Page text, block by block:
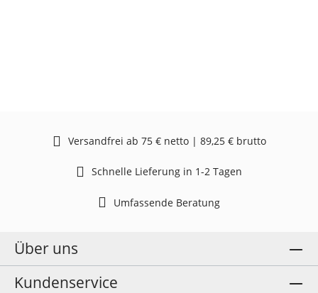
Versandfrei ab 75 € netto | 89,25 € brutto
Schnelle Lieferung in 1-2 Tagen
Umfassende Beratung
Über uns
Kundenservice